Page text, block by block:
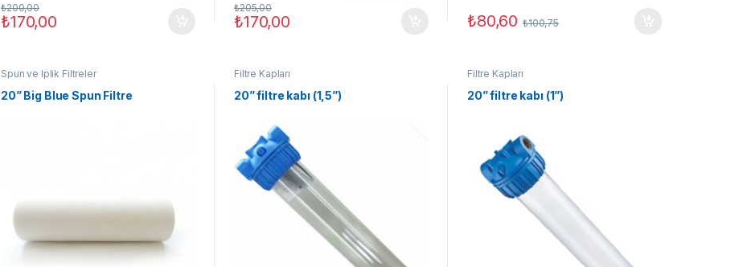
₺170,00
₺200,00
₺170,00
₺205,00
₺80,60 ₺100,75
Spun ve İplik Filtreler
20” Big Blue Spun Filtre
Filtre Kapları
20” filtre kabı (1,5”)
Filtre Kapları
20” filtre kabı (1”)